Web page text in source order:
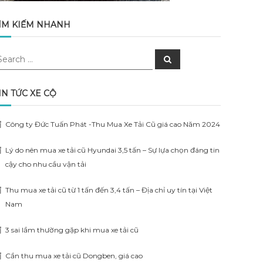
KIẾM NHANH
Search
TỨC XE CỘ
Công ty Đức Tuấn Phát -Thu Mua Xe Tải Cũ giá cao Năm 2024
Lý do nên mua xe tải cũ Hyundai 3,5 tấn – Sự lựa chọn đáng tin
cậy cho nhu cầu vận tải
Thu mua xe tải cũ từ 1 tấn đến 3,4 tấn – Địa chỉ uy tín tại Việt
Nam
3 sai lầm thường gặp khi mua xe tải cũ
Cần thu mua xe tải cũ Dongben, giá cao